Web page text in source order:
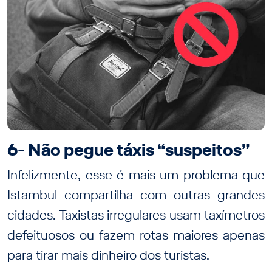
6- Não pegue táxis “suspeitos”
Infelizmente, esse é mais um problema que
Istambul compartilha com outras grandes
cidades. Taxistas irregulares usam taxímetros
defeituosos ou fazem rotas maiores apenas
para tirar mais dinheiro dos turistas.